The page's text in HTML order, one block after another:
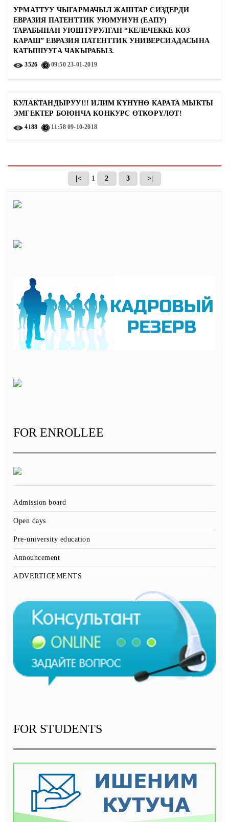
УРМАТТУУ ЧЫГАРМАЧЫЛ ЖАШТАР СИЗДЕРДИ
ЕВРАЗИЯ ПАТЕНТТИК УЮМУНУН (ЕАПУ)
ТАРАБЫНАН УЮШТУРУЛГАН “КЕЛЕЧЕККЕ КӨЗ
КАРАШ” ЕВРАЗИЯ ПАТЕНТТИК УНИВЕРСИАДАСЫНА
КАТЫШУУГА ЧАКЫРАБЫЗ.
3526 09:5023-01-2019
КУЛАКТАНДЫРУУ!!! ИЛИМ КҮНҮНӨ КАРАТА МЫКТЫ
ЭМГЕКТЕР БОЮНЧА КОНКУРС ӨТКӨРҮЛӨТ!
4188 11:5809-10-2018
|< 1 2 3 >|
FOR ENROLLEE
Admission board
Open days
Pre-university education
Announcement
ADVERTICEMENTS
FOR STUDENTS